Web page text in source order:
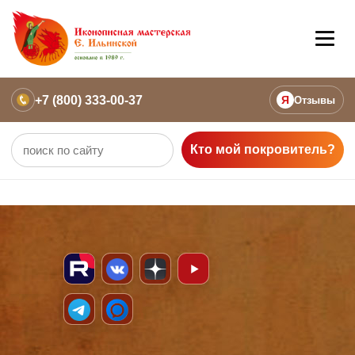
+7 (800) 333-00-37 Я Отзывы
Кто мой покровитель?